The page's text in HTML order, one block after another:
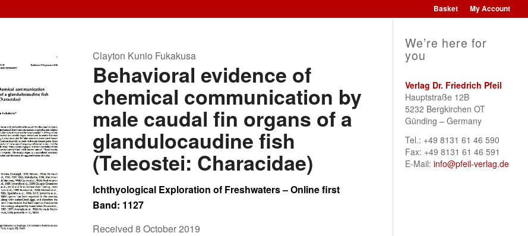
Basket My Account
Clayton Kunio Fukakusa
Behavioral evidence of
chemical communication by
male caudal fin organs of a
glandulocaudine fish
(Teleostei: Characidae)
Ichthyological Exploration of Freshwaters – Online first
Band: 1127
Received 8 October 2019
We’re here for
you
Verlag Dr. Friedrich Pfeil
Hauptstraße 12B
5232 Bergkirchen OT
Günding – Germany
Tel.: +49 8131 61 46 590
Fax: +49 8131 61 46 591
E-Mail:info@pfeil-verlag.de